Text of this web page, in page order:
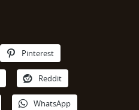
Pinterest
Reddit
WhatsApp